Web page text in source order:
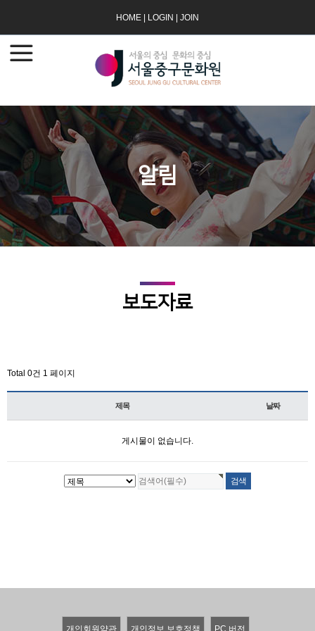
HOME LOGIN JOIN
알림
보도자료
Total 0건 1 페이지
제목 날짜
게시물이 없습니다.
개인회원약관 개인정보 보호정책 PC 버전